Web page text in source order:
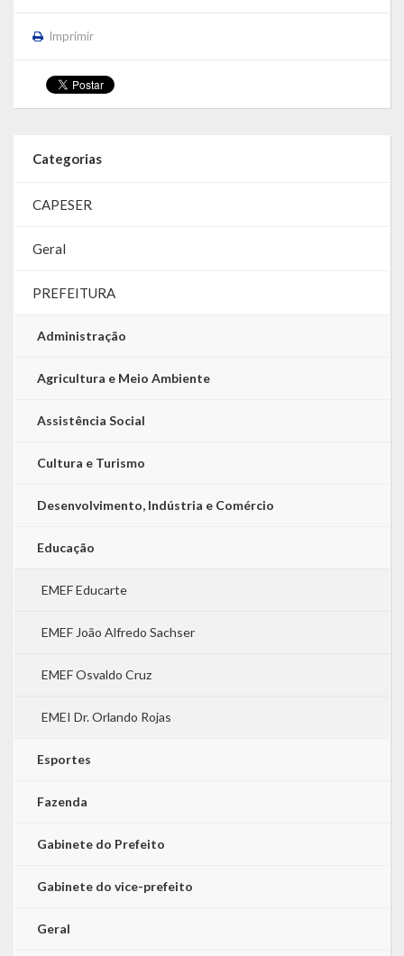
Concursos
RREO – Relatório Resumido da Execução Orçamentária
LOA – Lei Orçamentária Anual
RC – Relatório Circunstanciado
PPA – Plano Plurianual
LDO – Lei de Diretrizes Orçamentárias
Acesso à Informação
Transparência
Imprimir
Categorias
CAPESER
Geral
PREFEITURA
Administração
Agricultura e Meio Ambiente
Assistência Social
Cultura e Turismo
Desenvolvimento, Indústria e Comércio
Educação
EMEF Educarte
EMEF João Alfredo Sachser
EMEF Osvaldo Cruz
EMEI Dr. Orlando Rojas
Esportes
Fazenda
Gabinete do Prefeito
Gabinete do vice-prefeito
Geral